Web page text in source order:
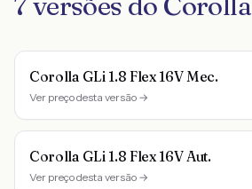
Corolla GLi 1.8 Flex 16V Mec.
Ver preço desta versão →
Corolla GLi 1.8 Flex 16V Aut.
Ver preço desta versão →